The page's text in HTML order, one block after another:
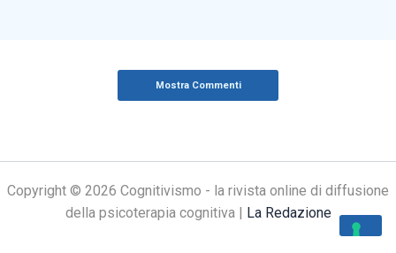
Mostra Commenti
Copyright © 2026 Cognitivismo - la rivista online di diffusione
della psicoterapia cognitiva | La Redazione